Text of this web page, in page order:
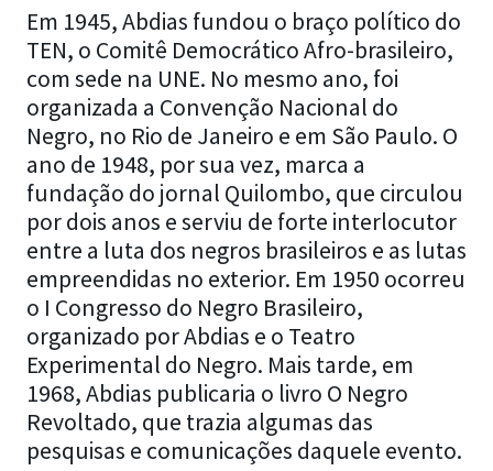
Em 1945, Abdias fundou o braço político do
TEN, o Comitê Democrático Afro-brasileiro,
com sede na UNE. No mesmo ano, foi
organizada a Convenção Nacional do
Negro, no Rio de Janeiro e em São Paulo. O
ano de 1948, por sua vez, marca a
fundação do jornal Quilombo, que circulou
por dois anos e serviu de forte interlocutor
entre a luta dos negros brasileiros e as lutas
empreendidas no exterior. Em 1950 ocorreu
o I Congresso do Negro Brasileiro,
organizado por Abdias e o Teatro
Experimental do Negro. Mais tarde, em
1968, Abdias publicaria o livro O Negro
Revoltado, que trazia algumas das
pesquisas e comunicações daquele evento.